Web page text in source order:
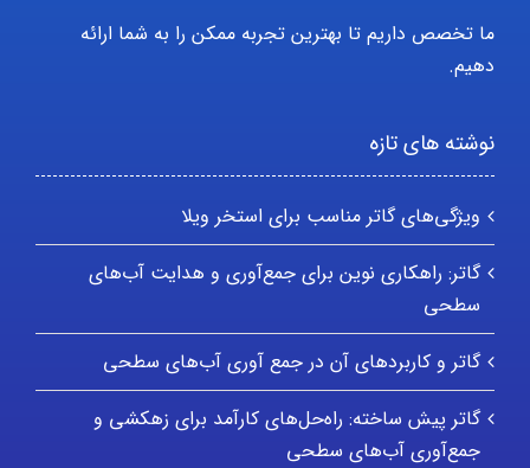
ما تخصص داریم تا بهترین تجربه ممکن را به شما ارائه
دهیم.
نوشته های تازه
ویژگی‌های گاتر مناسب برای استخر ویلا
گاتر: راهکاری نوین برای جمع‌آوری و هدایت آب‌های
سطحی
گاتر و کاربردهای آن در جمع آوری آب‌های سطحی
گاتر پیش ساخته: راه‌حل‌های کارآمد برای زهکشی و
جمع‌آوری آب‌های سطحی